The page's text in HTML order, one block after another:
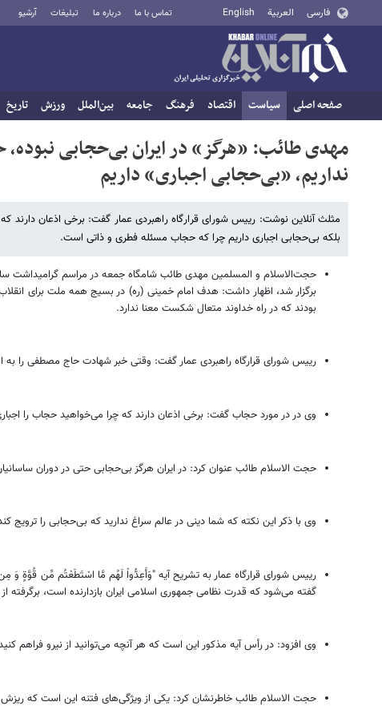
فارسی العربية English تماس با ما درباره ما تبلیغات آرشیو
صفحه اصلی سیاست اقتصاد فرهنگ جامعه بین‌الملل ورزش تاریخ
مهدی طائب: «هرگز» در ایران بی‌حجابی
نداریم، «بی‌حجابی اجباری» داریم
مثلث آنلاین نوشت: رییس شورای قرارگاه راهبردی عمار گفت: برخی اذعان دارند
بلکه بی‌حجابی اجباری داریم چرا که حجاب مسئله فطری و ذاتی است.
برگزار شد، اظهار داشت: هدف امام خمینی (ره) در بسیج همه ملت برای
بودند که در راه خداوند متعال شکست معنا ندارد.
رییس شورای قرارگاه راهبردی عمار گفت: وقتی خبر شهادت حاج مصطفی را
وی در در مورد حجاب گفت: برخی اذعان دارند که چرا می‌خواهید حجاب را
حجت الاسلام طائب عنوان کرد: در ایران هرگز بی‌حجابی حتی در دوران
وی با ذکر این نکته که شما دینی در عالم سراغ ندارید که بی‌حجابی را
رییس شورای قرارگاه عمار به تشریح آیه "وَأَعِدُّواْ لَهُم مَّا اسْتَطَعْتُم مِّن قُوَّةٍ وَ
گفته می‌شود که قدرت نظامی جمهوری اسلامی ایران بازدارنده است، برگرفته
وی افزود: در رأس آیه مذکور این است که هر آنچه می‌توانید از نیرو فراهم
حجت الاسلام طائب خاطرنشان کرد: یکی از ویژگی‌های فتنه این است که